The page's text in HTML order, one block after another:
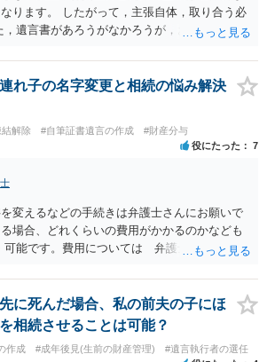
ります。 したがって，主張自体，取り合う必
遺言書があろうがなかろうが，お父上のご兄
代理人弁護士をたてて，その弁護士から相手
関する主張は法的根拠がなく，一切応じないこ
してこないでほしいこと ・連絡を継続してくる
報や法的措置も辞さないこと などを記載した
とがよろしいように思います。
れ子の名字変更と相続の悩み解決
解除 #自筆証書遺言の作成 #財産分与
役にたった 7
変えるなどの手続きは弁護士さんにお願いで
場合、どれくらいの費用がかかるのかなども
可能です。費用については 弁護士と直接面談
した子のことまでごちゃごちゃ考えず、自分
のでしょうか ・・・お子さんの事をまで含め良
になるのは当然と言えば当然のことです。 彼
思っているが、名字は変えたくない・・・養
も変更することになります。 しかし 彼は成人
に死んだ場合、私の前夫の子にほ
相続させることは可能？
作成 #成年後見(生前の財産管理) #遺言執行者の選任